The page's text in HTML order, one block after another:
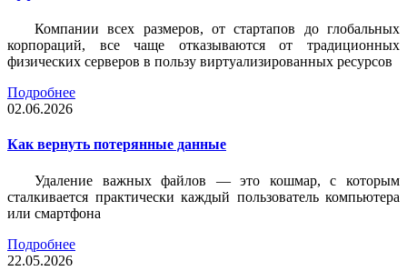
Компании всех размеров, от стартапов до глобальных
корпораций, все чаще отказываются от традиционных
физических серверов в пользу виртуализированных ресурсов
Подробнее
02.06.2026
Как вернуть потерянные данные
Удаление важных файлов — это кошмар, с которым
сталкивается практически каждый пользователь компьютера
или смартфона
Подробнее
22.05.2026